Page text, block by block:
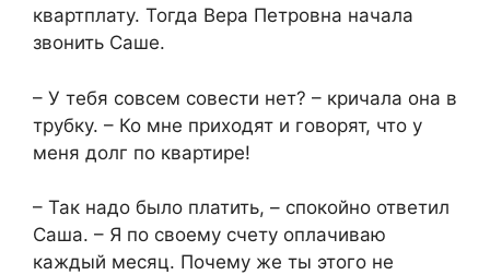
квартплату. Тогда Вера Петровна начала
звонить Саше.
– У тебя совсем совести нет? – кричала она в
трубку. – Ко мне приходят и говорят, что у
меня долг по квартире!
– Так надо было платить, – спокойно ответил
Саша. – Я по своему счету оплачиваю
каждый месяц. Почему же ты этого не